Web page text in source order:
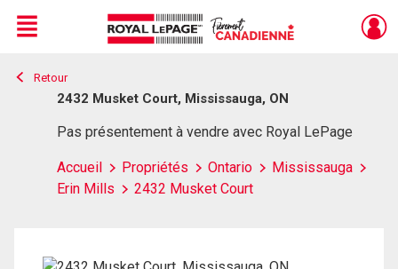
Live
En Direct
Menu
Retour
2432 Musket Court, Mississauga, ON
Pas présentement à vendre avec Royal LePage
Accueil Propriétés Ontario
Mississauga
Erin Mills
2432 Musket Court